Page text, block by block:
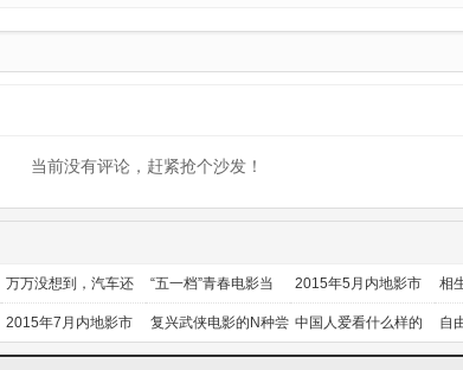
当前没有评论，赶紧抢个沙发！
万万没想到，汽车还
能干这个？
“五一档”青春电影当
道
2015年5月内地影市
前瞻
相
2015年7月内地影市
前瞻
复兴武侠电影的N种尝
试
中国人爱看什么样的
喜剧？
自
人